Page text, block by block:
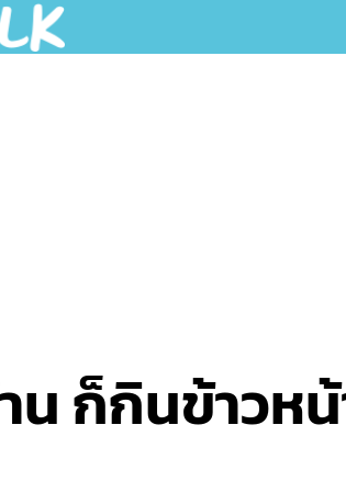
ก็กินข้าวหน้